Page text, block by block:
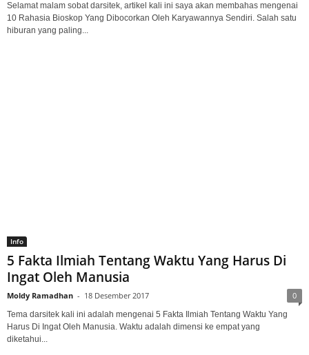
Selamat malam sobat darsitek, artikel kali ini saya akan membahas mengenai
10 Rahasia Bioskop Yang Dibocorkan Oleh Karyawannya Sendiri. Salah satu
hiburan yang paling...
Info
5 Fakta Ilmiah Tentang Waktu Yang Harus Di
Ingat Oleh Manusia
Moldy Ramadhan - 18 Desember 2017 0
Tema darsitek kali ini adalah mengenai 5 Fakta Ilmiah Tentang Waktu Yang
Harus Di Ingat Oleh Manusia. Waktu adalah dimensi ke empat yang
diketahui...